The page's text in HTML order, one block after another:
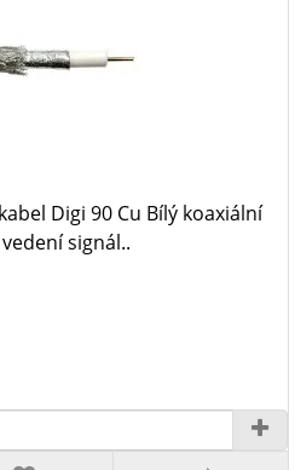
Digi 90 Cu Bílý koaxiální
signál..